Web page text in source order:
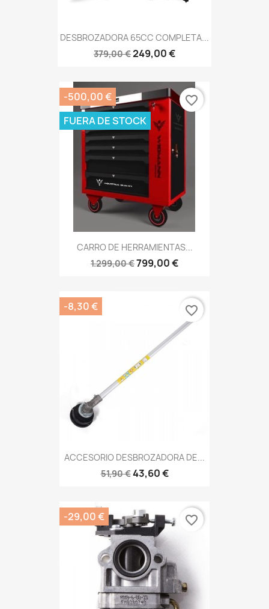
DESBROZADORA 65CC COMPLETA...
379,00 €249,00 €
CARRO DE HERRAMIENTAS...
1.299,00 €799,00 €
-500,00 €
FUERA DE STOCK
favorite_border
ACCESORIO DESBROZADORA DE...
51,90 €43,60 €
-8,30 € favorite_border
-29,00 € favorite_border